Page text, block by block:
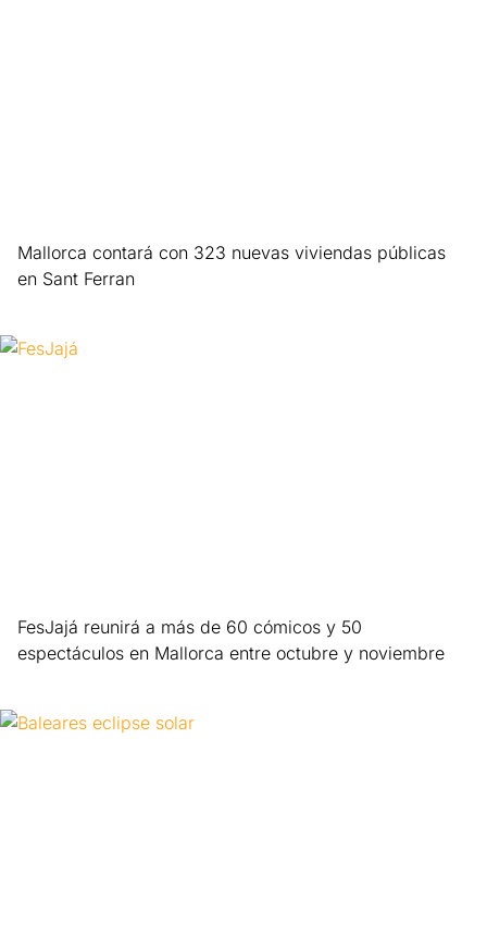
Mallorca contará con 323 nuevas viviendas públicas
en Sant Ferran
FesJajá reunirá a más de 60 cómicos y 50
espectáculos en Mallorca entre octubre y noviembre